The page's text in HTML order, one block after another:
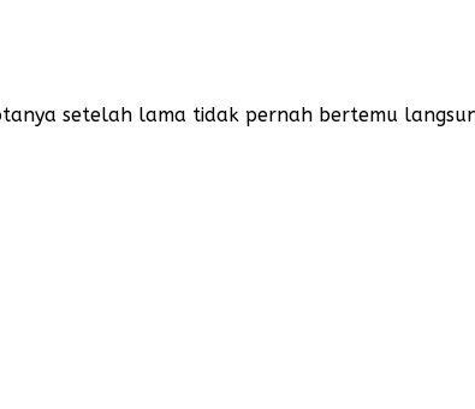
setelah lama tidak pernah bertemu